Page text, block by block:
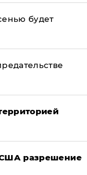
будет
США разрешение